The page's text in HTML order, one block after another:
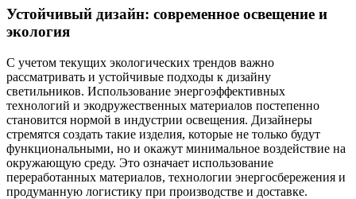
Устойчивый дизайн: современное освещение и
экология
С учетом текущих экологических трендов важно
рассматривать и устойчивые подходы к дизайну
светильников. Использование энергоэффективных
технологий и экодружественных материалов постепенно
становится нормой в индустрии освещения. Дизайнеры
стремятся создать такие изделия, которые не только будут
функциональными, но и окажут минимальное воздействие на
окружающую среду. Это означает использование
переработанных материалов, технологии энергосбережения и
продуманную логистику при производстве и доставке.